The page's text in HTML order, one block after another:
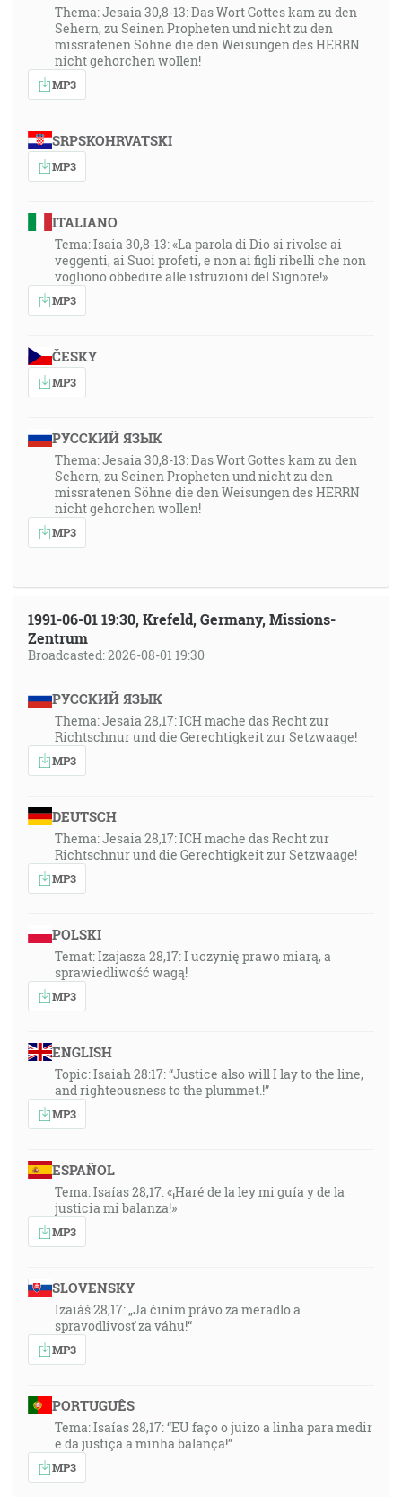
Thema: Jesaia 30,8-13: Das Wort Gottes kam zu den
Sehern, zu Seinen Propheten und nicht zu den
missratenen Söhne die den Weisungen des HERRN
nicht gehorchen wollen!
MP3
SRPSKOHRVATSKI
MP3
ITALIANO
Tema: Isaia 30,8-13: «La parola di Dio si rivolse ai
veggenti, ai Suoi profeti, e non ai figli ribelli che non
vogliono obbedire alle istruzioni del Signore!»
MP3
ČESKY
MP3
РУССКИЙ ЯЗЫК
Thema: Jesaia 30,8-13: Das Wort Gottes kam zu den
Sehern, zu Seinen Propheten und nicht zu den
missratenen Söhne die den Weisungen des HERRN
nicht gehorchen wollen!
MP3
1991-06-01 19:30, Krefeld, Germany, Missions-
Zentrum
Broadcasted: 2026-08-01 19:30
РУССКИЙ ЯЗЫК
Thema: Jesaia 28,17: ICH mache das Recht zur
Richtschnur und die Gerechtigkeit zur Setzwaage!
MP3
DEUTSCH
Thema: Jesaia 28,17: ICH mache das Recht zur
Richtschnur und die Gerechtigkeit zur Setzwaage!
MP3
POLSKI
Temat: Izajasza 28,17: I uczynię prawo miarą, a
sprawiedliwość wagą!
MP3
ENGLISH
Topic: Isaiah 28:17: “Justice also will I lay to the line,
and righteousness to the plummet.!”
MP3
ESPAÑOL
Tema: Isaías 28,17: «¡Haré de la ley mi guía y de la
justicia mi balanza!»
MP3
SLOVENSKY
Izaiáš 28,17: „Ja činím právo za meradlo a
spravodlivosť za váhu!“
MP3
PORTUGUÊS
Tema: Isaías 28,17: “EU faço o juizo a linha para medir
e da justiça a minha balança!”
MP3